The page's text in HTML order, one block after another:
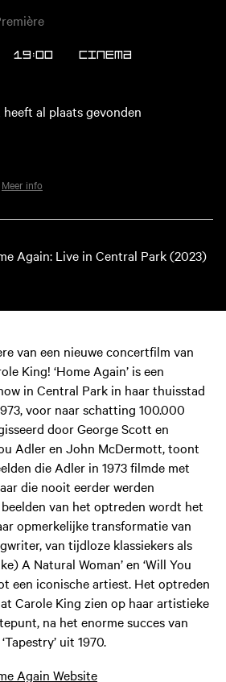
19:00 Cinema
al plaats gevonden
Meer info
Again: Live in Central Park (2023)
van een nieuwe concertfilm van
King! ‘Home Again’ is een
in Central Park in haar thuisstad
voor naar schatting 100.000
door George Scott en
Adler en John McDermott, toont
die Adler in 1973 filmde met
die nooit eerder werden
van het optreden wordt het
opmerkelijke transformatie van
van tijdloze klassiekers als
A Natural Woman’ en ‘Will You
een iconische artiest. Het optreden
Carole King zien op haar artistieke
na het enorme succes van
uit 1970.
Again Website